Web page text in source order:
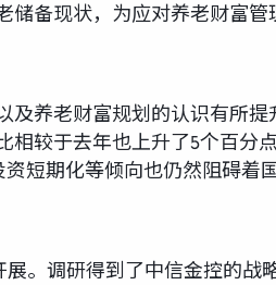
备现状，为应对养老财富管
养老财富规划的认识有所提
较于去年也上升了5个百分
短期化等倾向也仍然阻碍着
。调研得到了中信金控的战